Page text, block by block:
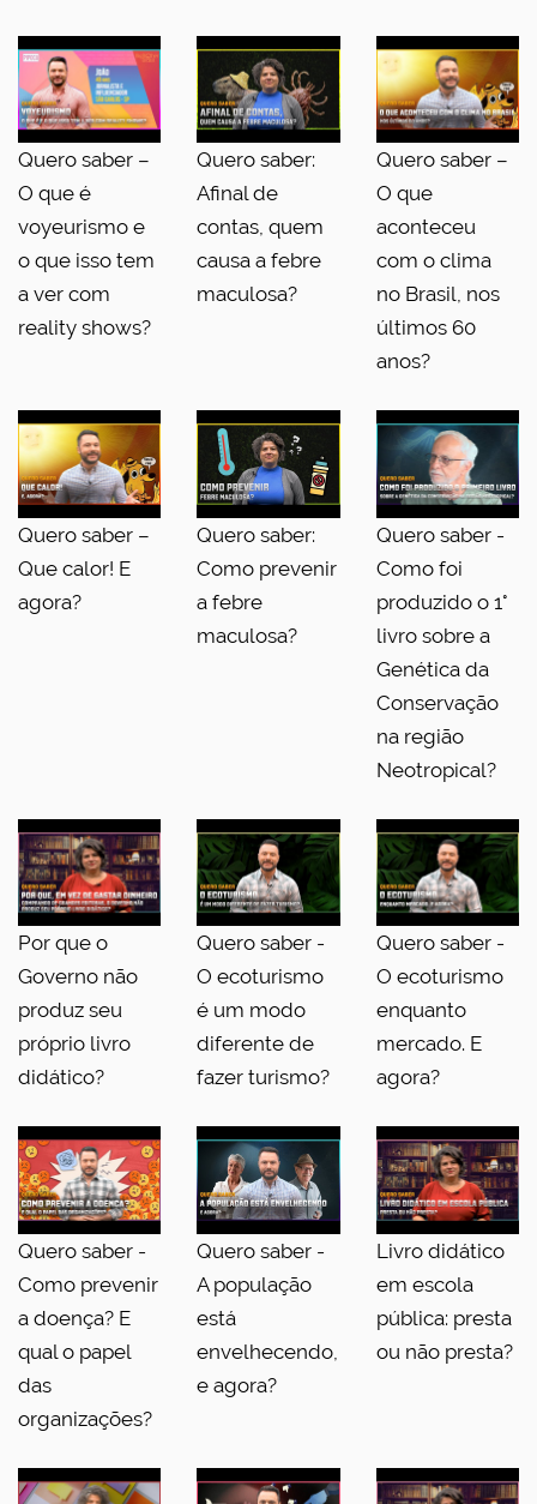
Quero saber –
O que é
voyeurismo e
o que isso tem
a ver com
reality shows?
Quero saber:
Afinal de
contas, quem
causa a febre
maculosa?
Quero saber –
O que
aconteceu
com o clima
no Brasil, nos
últimos 60
anos?
Quero saber –
Que calor! E
agora?
Quero saber:
Como prevenir
a febre
maculosa?
Quero saber -
Como foi
produzido o 1°
livro sobre a
Genética da
Conservação
na região
Neotropical?
Por que o
Governo não
produz seu
próprio livro
didático?
Quero saber -
O ecoturismo
é um modo
diferente de
fazer turismo?
Quero saber -
O ecoturismo
enquanto
mercado. E
agora?
Quero saber -
Como prevenir
a doença? E
qual o papel
das
organizações?
Quero saber -
A população
está
envelhecendo,
e agora?
Livro didático
em escola
pública: presta
ou não presta?